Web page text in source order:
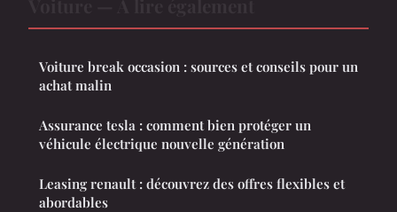
Voiture break occasion : sources et conseils pour un
achat malin
Assurance tesla : comment bien protéger un
véhicule électrique nouvelle génération
Leasing renault : découvrez des offres flexibles et
abordables